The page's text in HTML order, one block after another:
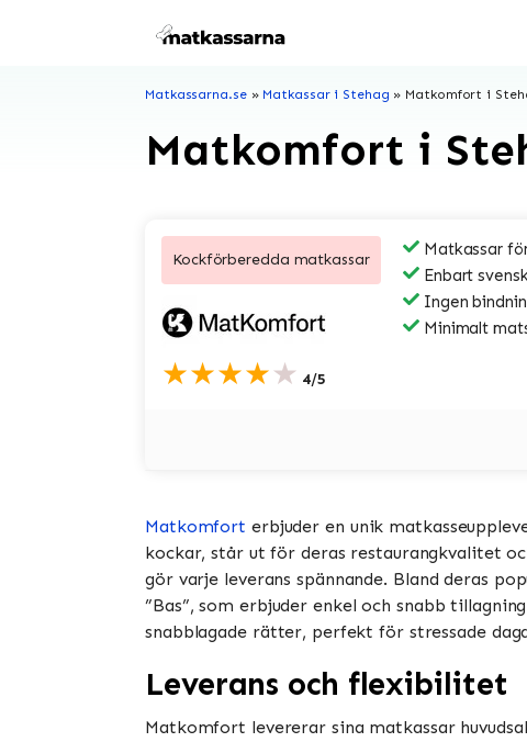
Matkassarna.se» Matkassar i Stehag » Matkomfort i
Matkomfort i
Kockförberedda matkassar
★★★★★ 4/5
Matkassar
Enbart
Ingen
Minimalt
Matkomfort erbjuder en unik
kockar, står ut för deras restaurangkvalitet
gör varje leverans spännande. Bland deras
”Bas”, som erbjuder enkel och snabb
snabblagade rätter, perfekt för stressade
Leverans och flexibilitet
Matkomfort levererar sina matkassar